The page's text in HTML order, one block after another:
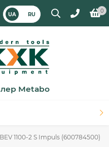
UA RU
0
Metabo
1100-2 S Impuls (600784500)